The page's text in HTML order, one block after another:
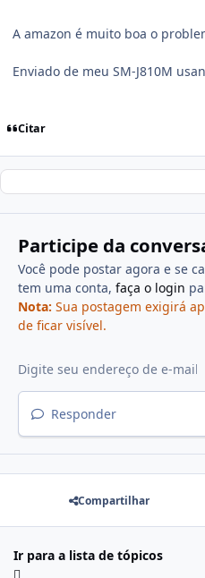
A amazon é muito boa o
Enviado de meu SM-J810M
Citar
Participe da
Você pode postar agora e se
tem uma conta, faça o login
Nota: Sua postagem exigirá
de ficar visível.
Responder
Compartilhar
Ir para a lista de tópicos